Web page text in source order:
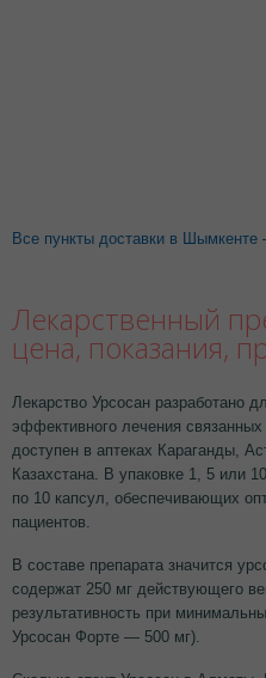
Все пункты доставки в Шымкенте
Лекарственный
цена, показания,
Лекарство Урсосан разработано
эффективного лечения
доступен в аптеках Караганды,
Казахстана. В упаковке 1, 5 или
по 10 капсул, обеспечивающих
пациентов.
В составе препарата значится
содержат 250 мг действующего
результативность при
Урсосан Форте — 500 мг).